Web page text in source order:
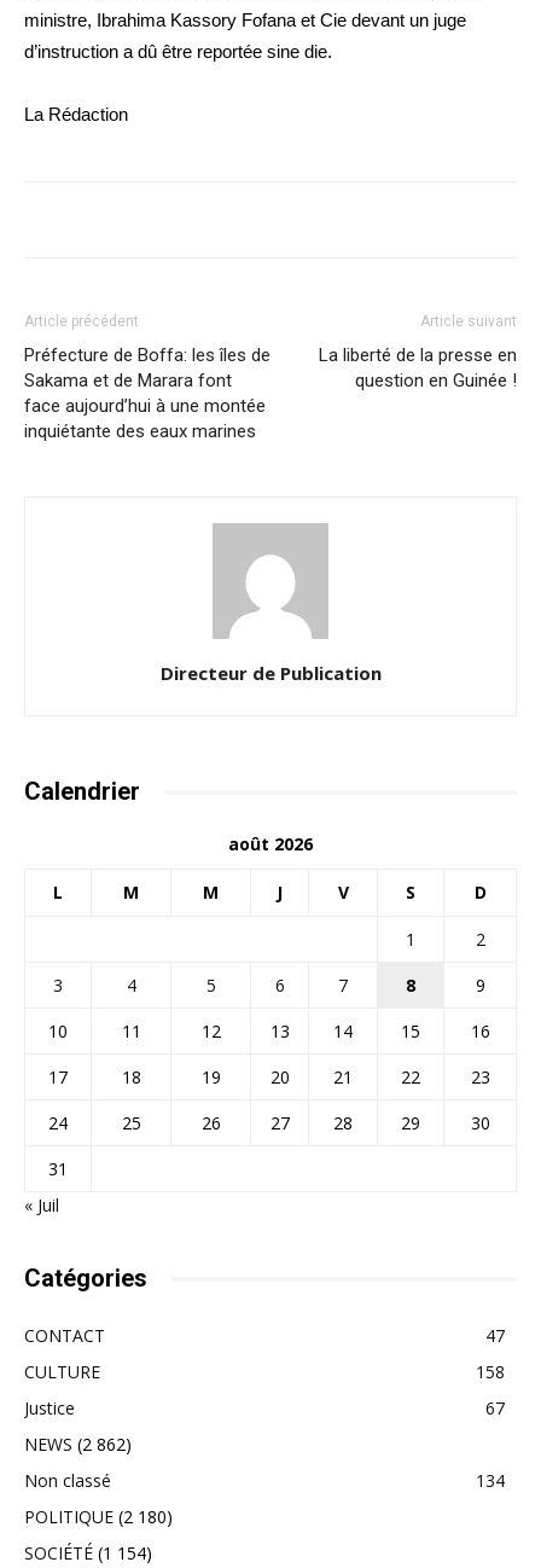
ministre, Ibrahima Kassory Fofana et Cie devant un juge
d’instruction a dû être reportée sine die.
La Rédaction
Article précédent
Préfecture de Boffa: les îles de
Sakama et de Marara font
face aujourd’hui à une montée
inquiétante des eaux marines
Article suivant
La liberté de la presse en
question en Guinée !
Directeur de Publication
Calendrier
août 2026
L M M J V S D
1
2
3
4 5 6 7 8
9
10
11 12 13 14 15
16
17
18 19 20 21 22
23
24
25 26 27 28 29
30
31
« Juil
Catégories
CONTACT
47
CULTURE
158
Justice
67
NEWS (2 862)
Non classé
134
POLITIQUE (2 180)
SOCIÉTÉ (1 154)